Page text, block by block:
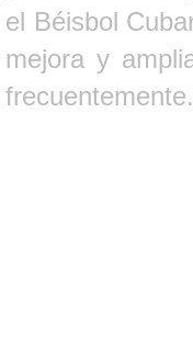
el Béisbol
mejora y
frecuentemente.